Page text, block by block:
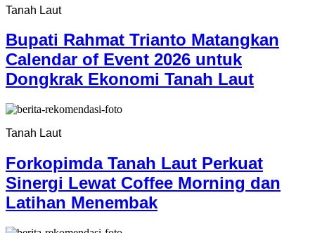
Tanah Laut
Bupati Rahmat Trianto Matangkan
Calendar of Event 2026 untuk
Dongkrak Ekonomi Tanah Laut
Tanah Laut
Forkopimda Tanah Laut Perkuat
Sinergi Lewat Coffee Morning dan
Latihan Menembak